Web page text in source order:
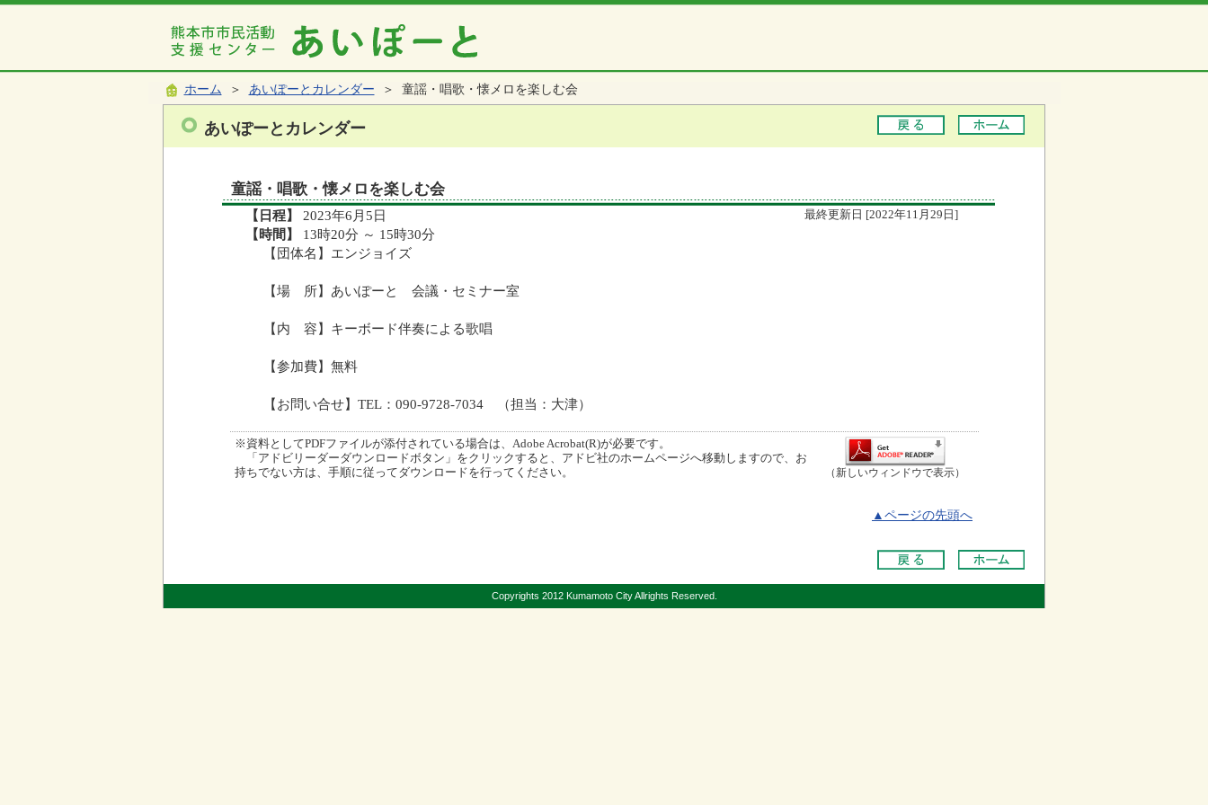
ホーム ＞ あいぽーとカレンダー ＞ 童謡・唱歌・懐メロを楽しむ会
あいぽーとカレンダー
童謡・唱歌・懐メロを楽しむ会
【日程】 2023年6月5日 最終更新日 [2022年11月29日]
【時間】
13時20分 ～ 15時30分
【団体名】エンジョイズ
【場 所】あいぽーと 会議・セミナー室
【内 容】キーボード伴奏による歌唱
【参加費】無料
【お問い合せ】TEL：090-9728-7034 （担当：大津）
※資料としてPDFファイルが添付されている場合は、Adobe Acrobat(R)が必要です。
「アドビリーダーダウンロードボタン」をクリックすると、アドビ社のホームページへ移動しますので、お
持ちでない方は、手順に従ってダウンロードを行ってください。
（新しいウィンドウで表示）
▲ページの先頭へ
Copyrights 2012 Kumamoto City Allrights Reserved.